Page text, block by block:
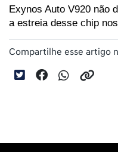
Exynos Auto V920 não
a estreia desse chip
Compartilhe esse artigo